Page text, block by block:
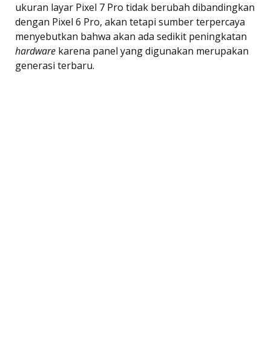
ukuran layar Pixel 7 Pro tidak berubah dibandingkan
dengan Pixel 6 Pro, akan tetapi sumber terpercaya
menyebutkan bahwa akan ada sedikit peningkatan
hardware karena panel yang digunakan merupakan
generasi terbaru.